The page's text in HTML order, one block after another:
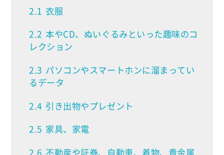
2.1 衣服
2.2 本やCD、ぬいぐるみといった趣味のコ
レクション
2.3 パソコンやスマートホンに溜まってい
るデータ
2.4 引き出物やプレゼント
2.5 家具、家電
2.6 不動産や証券、自動車、着物、貴金属